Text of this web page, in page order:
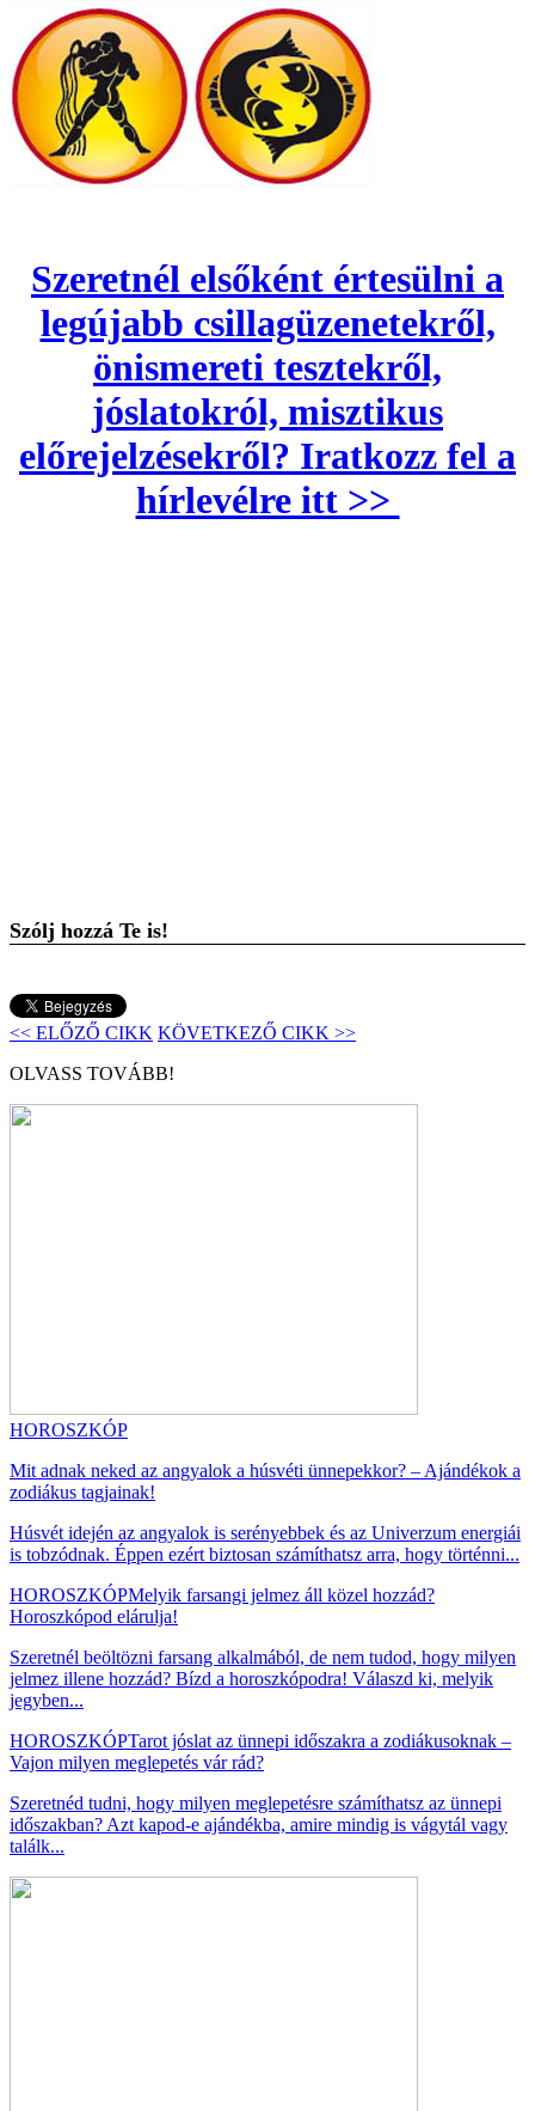
Szeretnél elsőként értesülni a
legújabb csillagüzenetekről,
önismereti tesztekről,
jóslatokról, misztikus
előrejelzésekről? Iratkozz fel a
hírlevélre itt >>
Szólj hozzá Te is!
<< ELŐZŐ CIKK KÖVETKEZŐ CIKK >>
OLVASS TOVÁBB!
HOROSZKÓP
Mit adnak neked az angyalok a húsvéti ünnepekkor? – Ajándékok a
zodiákus tagjainak!
Húsvét idején az angyalok is serényebbek és az Univerzum energiái
is tobzódnak. Éppen ezért biztosan számíthatsz arra, hogy történni...
HOROSZKÓPMelyik farsangi jelmez áll közel hozzád?
Horoszkópod elárulja!
Szeretnél beöltözni farsang alkalmából, de nem tudod, hogy milyen
jelmez illene hozzád? Bízd a horoszkópodra! Válaszd ki, melyik
jegyben...
HOROSZKÓPTarot jóslat az ünnepi időszakra a zodiákusoknak –
Vajon milyen meglepetés vár rád?
Szeretnéd tudni, hogy milyen meglepetésre számíthatsz az ünnepi
időszakban? Azt kapod-e ajándékba, amire mindig is vágytál vagy
találk...